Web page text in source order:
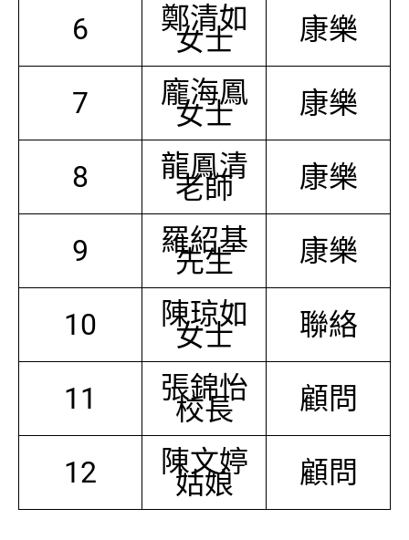
6 鄭清如
女士 康樂
7 龐海鳳
女士 康樂
8 龍鳳清
老師 康樂
9 羅紹基
先生 康樂
10 陳琼如
女士 聯絡
11 張錦怡
校長 顧問
12 陳文婷
姑娘 顧問